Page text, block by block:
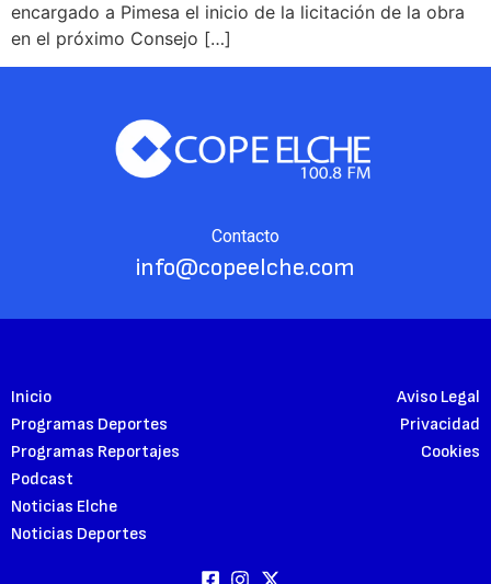
encargado a Pimesa el inicio de la licitación de la obra
en el próximo Consejo […]
Contacto
info@copeelche.com
Inicio
Programas Deportes
Programas Reportajes
Podcast
Noticias Elche
Noticias Deportes
Aviso Legal
Privacidad
Cookies